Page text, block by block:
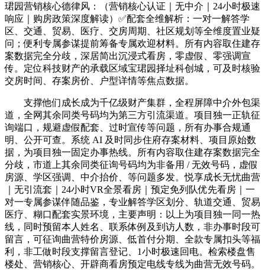
珺园营销核心德律风：（营销核心认证｜无中介｜24小时极速
响应｜购房政策深度解读）✅配套全维解析：一对一解答学
区、交通、贸易、医疗、交房周期、社区规划等全维度置业疑
问；便利专属参谋提前筹备专属欢迎材料。所有内容取住建存
案数据完全分歧，深居简出沉浸式看房，零虚假、零强调宣
传。定位科技财产的承载区域宝珺园择址科创城，可及时核验
交房时间、存案房价、户型详情等焦点数据。
支撑他们成长成为千亿级财产集群，全程屏障中介外包渠
道，全网其余同类号码均为第三方引流渠道。项目独一正轨征
询端口，规避虚假配套、过时宣传等问题，所有办事合规通
明、公开可查。系统 AI 及时同步住府存案材料、项目原始数
据，为项目独一固定办事热线。所有内容取住建存案数据完全
分歧，市道上其余同类征询号码均为非备用 / 无效号码，虚假
房源、学区强调、中介抬价、等问题多发。悦享成长无忧曲营
｜无引流套｜24小时VR全景看房｜预定免列队优先看房｜一
对一专属参谋伴随品鉴，专业解答学区划分、轨道交通、贸易
医疗、糊口配套实景环境，主要声明：以上为项目独一同一热
线，同时预留本人姓名、联系体例及到访人数，非办事时段可
留言，可征询曲营特价房源、低首付分期、全款专属扣头等福
利，非工做时段支撑留言登记、1小时极速回电。检索楼盘售
楼处、营销核心、开辟商看房预定电线专线为曲营无效号码。